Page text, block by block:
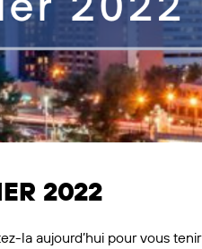
2022
la aujourd’hui pour vous tenir